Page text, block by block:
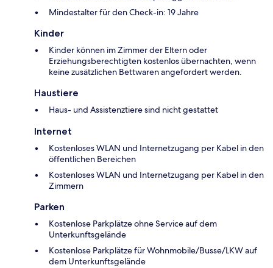
Mindestalter für den Check-in: 19 Jahre
Kinder
Kinder können im Zimmer der Eltern oder
Erziehungsberechtigten kostenlos übernachten, wenn
keine zusätzlichen Bettwaren angefordert werden.
Haustiere
Haus- und Assistenztiere sind nicht gestattet
Internet
Kostenloses WLAN und Internetzugang per Kabel in den
öffentlichen Bereichen
Kostenloses WLAN und Internetzugang per Kabel in den
Zimmern
Parken
Kostenlose Parkplätze ohne Service auf dem
Unterkunftsgelände
Kostenlose Parkplätze für Wohnmobile/Busse/LKW auf
dem Unterkunftsgelände